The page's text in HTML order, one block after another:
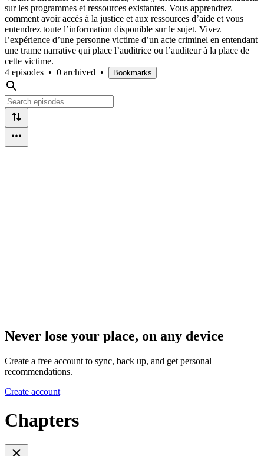
sur les programmes et ressources existantes. Vous apprendrez
comment avoir accès à la justice et aux ressources d’aide et vous
entendrez toute l’information disponible sur le sujet. Vivez
l’expérience d’une personne victime d’un acte criminel en entendant
une trame narrative qui place l’auditrice ou l’auditeur à la place de
cette victime.
4 episodes • 0 archived • Bookmarks
Never lose your place, on any device
Create a free account to sync, back up, and get personal
recommendations.
Create account
Chapters